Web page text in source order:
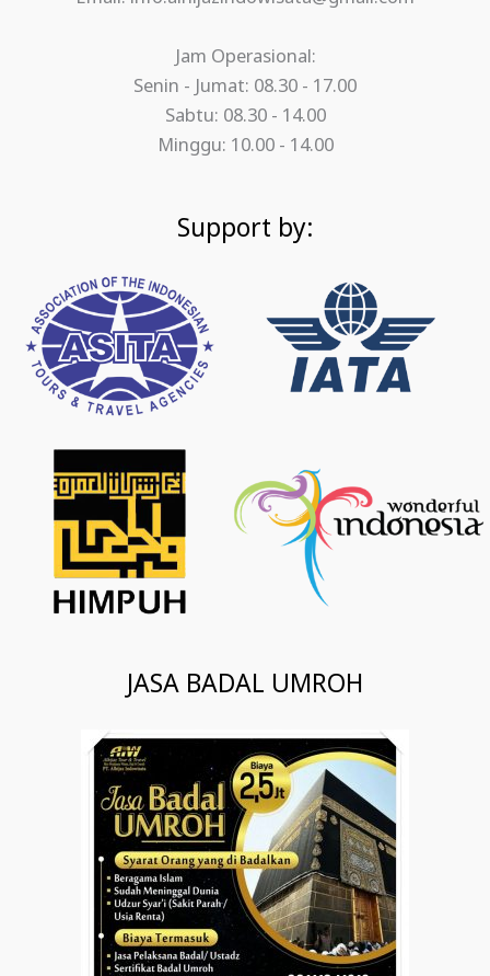
Jam Operasional:
Senin - Jumat: 08.30 - 17.00
Sabtu: 08.30 - 14.00
Minggu: 10.00 - 14.00
Support by:
JASA BADAL UMROH